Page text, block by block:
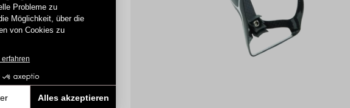
Probleme zu
Möglichkeit, über die
von Cookies zu
erfahren
Alles akzeptieren